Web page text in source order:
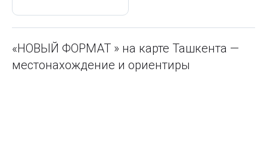
«НОВЫЙ ФОРМАТ » на карте Ташкента —
местонахождение и ориентиры